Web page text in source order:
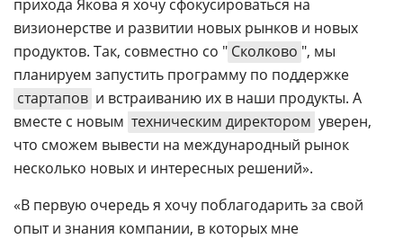
прихода Якова я хочу сфокусироваться на
визионерстве и развитии новых рынков и новых
продуктов. Так, совместно со " Сколково ", мы
планируем запустить программу по поддержке
стартапов и встраиванию их в наши продукты. А
вместе с новым техническим директором уверен,
что сможем вывести на международный рынок
несколько новых и интересных решений».
«В первую очередь я хочу поблагодарить за свой
опыт и знания компании, в которых мне